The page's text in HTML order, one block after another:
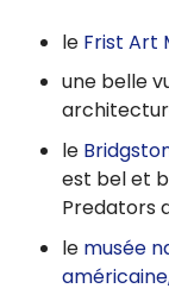
le Frist Art
une belle
le
est bel et
Predators
le musée